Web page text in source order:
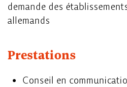
demande des
allemands
Prestations
Conseil en